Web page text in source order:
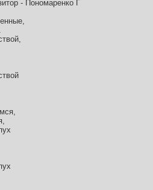
- Пономаренко Г